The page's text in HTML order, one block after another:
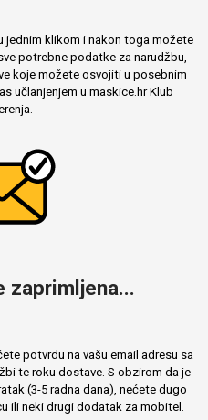
jednim klikom i nakon toga možete
potrebne podatke za narudžbu,
koje možete osvojiti u posebnim
učlanjenjem u maskice.hr Klub
zaprimljena...
potvrdu na vašu email adresu sa
te roku dostave. S obzirom da je
(3-5 radna dana), nećete dugo
ili neki drugi dodatak za mobitel.